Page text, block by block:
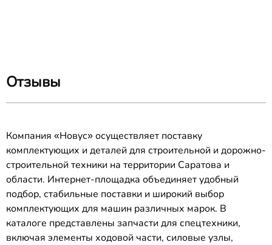
Отзывы
Компания «Новус» осуществляет поставку
комплектующих и деталей для строительной и дорожно-
строительной техники на территории Саратова и
области. Интернет-площадка объединяет удобный
подбор, стабильные поставки и широкий выбор
комплектующих для машин различных марок. В
каталоге представлены запчасти для спецтехники,
включая элементы ходовой части, силовые узлы,